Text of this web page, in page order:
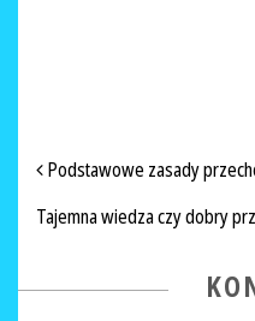
NAWIGACJA
Podstawowe zasady
Tajemna wiedza czy dobry